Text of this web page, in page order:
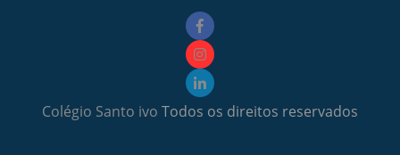
Colégio Santo ivo Todos os direitos reservados